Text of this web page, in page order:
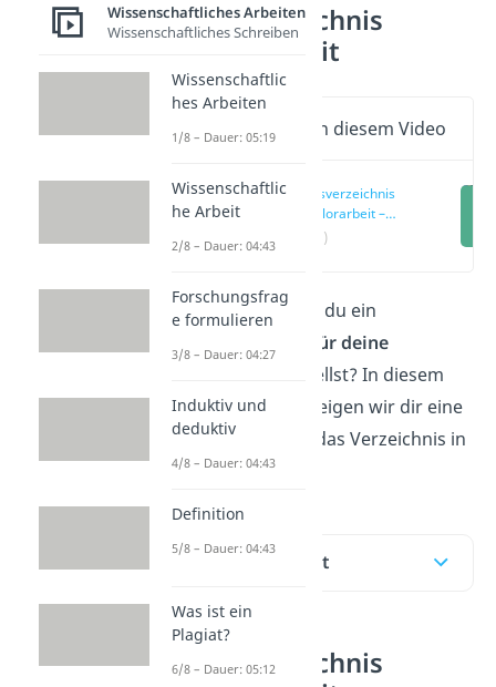
Inhaltsverzeichnis
Bachelorarbeit
Wichtige Inhalte in diesem Video
Inhaltsverzeichnis
Bachelorarbeit –
Übersicht
(00:16)
Du willst wissen, wie du ein
Inhaltsverzeichnis für deine
erstellst? In diesem
Beitrag undVideo
zeigen wir dir eine
Vorlage und wie du das Verzeichnis in
Word erstellst.
Inhaltsübersicht
Inhaltsverzeichnis
Wissenschaftliches Arbeiten
Wissenschaftliches Schreiben
Wissenschaftlic
hes Arbeiten
1/8 – Dauer: 05:19
Wissenschaftlic
he Arbeit
2/8 – Dauer: 04:43
Forschungsfrag
e formulieren
3/8 – Dauer: 04:27
Induktiv und
deduktiv
4/8 – Dauer: 04:43
Definition
5/8 – Dauer: 04:43
Was ist ein
Plagiat?
6/8 – Dauer: 05:12